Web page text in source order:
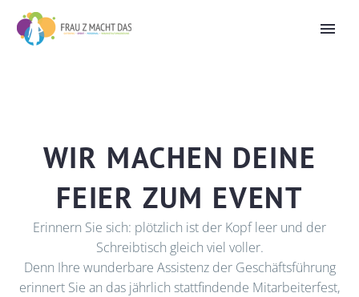
WIR MACHEN DEINE
FEIER ZUM EVENT
Erinnern Sie sich: plötzlich ist der Kopf leer und der
Schreibtisch gleich viel voller.
Denn Ihre wunderbare Assistenz der Geschäftsführung
erinnert Sie an das jährlich stattfindende Mitarbeiterfest,